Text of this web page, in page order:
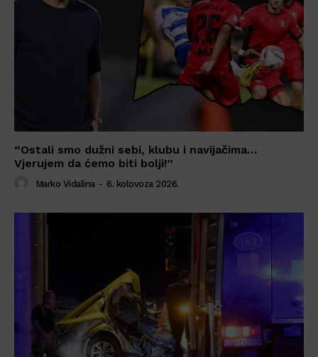
“Ostali smo dužni sebi, klubu i navijačima…
Vjerujem da ćemo biti bolji!”
Marko Vidalina - 6. kolovoza 2026.